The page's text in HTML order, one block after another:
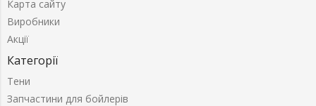
Карта сайту
Виробники
Акції
Категорії
Тени
Запчастини для бойлерів